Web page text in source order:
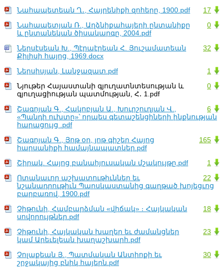
17
Նահապետեան Ղ․, Հայրենիքի զոհերը, 1900.pdf
0
Նահապետյան Ռ., Աղձնիքահայերի ընտանիքը
և ընտանեկան ծիսակարգը, 2004.pdf
32
Ներսէսեան Խ., Պէրպէրեան Հ. Յուշամատեան
Քիլիսի հայոց, 1969.docx
1
Ներսիսյան, Լանջազատ.pdf
0
Նյութեր Հայաստանի գյուղատնտեսության և
գյուղացիության պատմության, Հ․ 1.pdf
6
Շագոյան Գ., Հակոբյան Ա., Խուրշուդյան Վ.,
«Պանդի ուխտը»՝ որպես գետաշենցիների ինքնության
հարացույց .pdf
165
Շագոյան Գ., Յոթ օր, յոթ գիշեր Հայոց
հարսանիքի համայնապատկեր.pdf
1
Շիրակ. Հայոց բանահյուսական մշակույթը.pdf
22
Ոտանաւոր աշխատութիւններ եւ
նշանադրութիւն Պարսկաստանից գաղթած խոյեցւոց
բարբառով, 1900.pdf
18
Չիթունի, Համբարձման «վիճակ» ։ Հայկական
սովորույթներ.pdf
23
Չիթունի, Հայկական խաղեր եւ ժամանցներ
կամ Արեւելեան խաղաշխարհ.pdf
30
Չոլաքեան Յ., Պատմական Անտիոքի եւ
շրջակայից բնիկ հայերն.pdf